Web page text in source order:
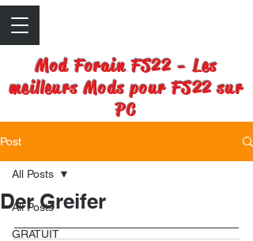
Mod Forain FS22 - Les
meilleurs Mods pour FS22 sur
PC
Post
All Posts
GRATUIT
All Posts
Der Greifer